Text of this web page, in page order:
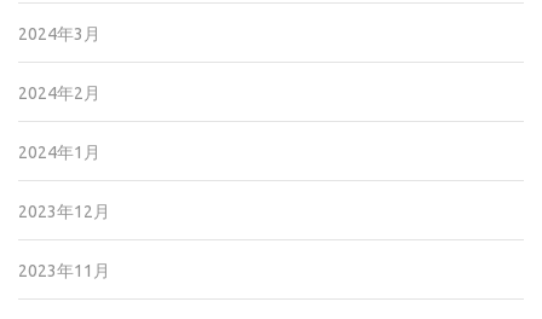
2024年3月
2024年2月
2024年1月
2023年12月
2023年11月